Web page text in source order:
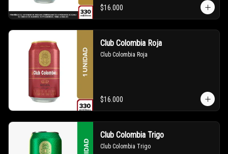
$16.000
Club Colombia Roja
Club Colombia Roja
$16.000
Club Colombia Trigo
Club Colombia Trigo